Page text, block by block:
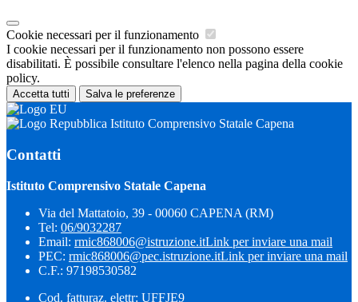
Cookie necessari per il funzionamento
I cookie necessari per il funzionamento non possono essere
disabilitati. È possibile consultare l'elenco nella pagina della cookie
policy.
Accetta tutti Salva le preferenze
Istituto Comprensivo Statale Capena
Contatti
Istituto Comprensivo Statale Capena
Via del Mattatoio, 39 - 00060 CAPENA (RM)
Tel: 06/9032287
Email: rmic868006@istruzione.itLink per inviare una mail
PEC: rmic868006@pec.istruzione.itLink per inviare una mail
C.F.: 97198530582
Cod. fatturaz. elettr: UFFJE9